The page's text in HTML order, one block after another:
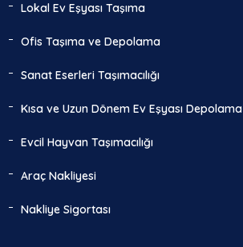
Lokal Ev Eşyası Taşıma
Ofis Taşıma ve Depolama
Sanat Eserleri Taşımacılığı
Kısa ve Uzun Dönem Ev Eşyası Depolama
Evcil Hayvan Taşımacılığı
Araç Nakliyesi
Nakliye Sigortası